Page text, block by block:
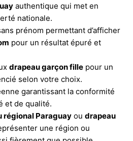
authentique qui met en
nationale.
prénom permettant d’afficher
pour un résultat épuré et
drapeau garçon fille pour un
selon votre choix.
garantissant la conformité
et de qualité.
régional Paraguay ou drapeau
une région ou